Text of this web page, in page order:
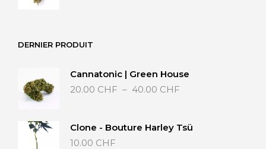
DERNIER PRODUIT
Cannatonic | Green House
20.00 CHF – 40.00 CHF
20.00 CHF
à
Clone - Bouture Harley Tsü
10.00 CHF